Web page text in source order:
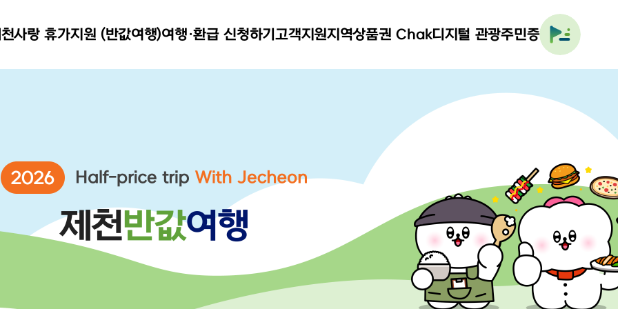
사랑 휴가지원 (반값여행)여행·환급 신청하기고객지원지역상품권 Chak디지털 관광주민증
전체
메뉴
열기